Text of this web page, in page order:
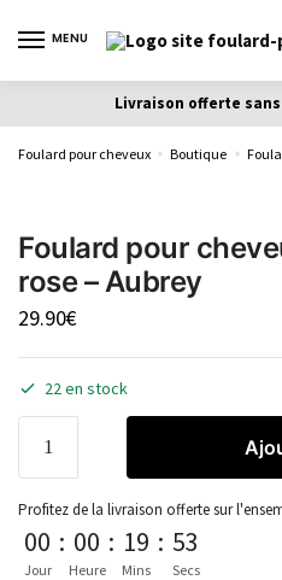
MENU
Livraison offerte
Foulard pour cheveux » Boutique »
Foulard pour
rose – Aubrey
29.90€
22 en stock
Profitez de la livraison offerte sur
00
Jour
: 00
Heure
: 19
Mins
: 53
Secs